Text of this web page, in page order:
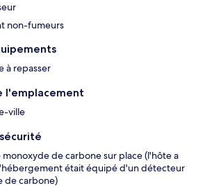
non-fumeurs
à repasser
l'emplacement
ville
de carbone sur place (l'hôte a
était équipé d'un détecteur
de carbone)